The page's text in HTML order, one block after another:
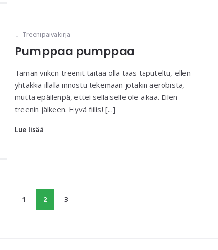
Treenipäiväkirja
Pumppaa pumppaa
Tämän viikon treenit taitaa olla taas taputeltu, ellen
yhtäkkiä illalla innostu tekemään jotakin aerobista,
mutta epäilenpä, ettei sellaiselle ole aikaa. Eilen
treenin jälkeen. Hyvä fiilis! […]
Lue lisää
Posts
navigation
1 2 3